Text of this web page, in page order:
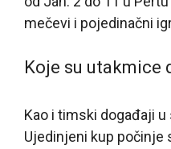
mečevi i pojedinačni
Koje su utakmice
Kao i timski događaji
Ujedinjeni kup počinje